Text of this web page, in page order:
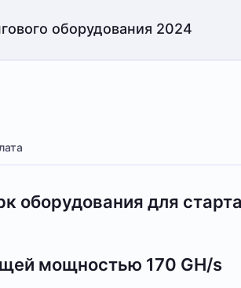
оборудования 2024
оборудования для
мощностью 170 GH/s